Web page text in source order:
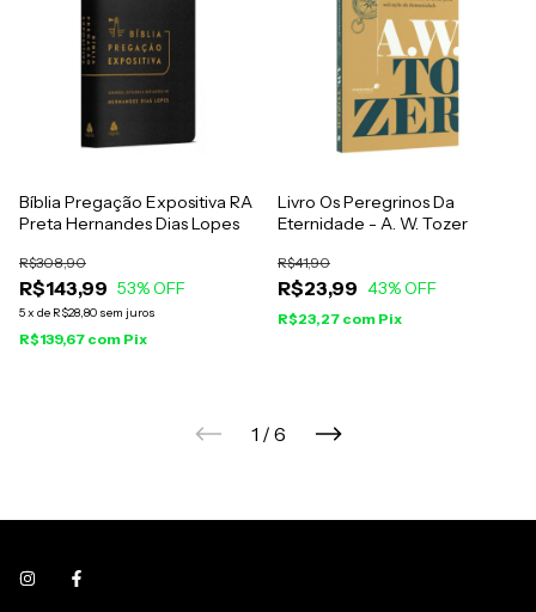
Bíblia Pregação Expositiva RA
Preta Hernandes Dias Lopes
R$143,99
R$308,90
53% OFF
5x de R$28,80 sem juros
R$139,67 com Pix
Livro Os Peregrinos Da
Eternidade - A. W. Tozer
R$23,99
R$41,90
43% OFF
R$23,27 com Pix
1 / 6